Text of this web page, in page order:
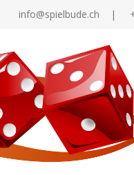
info@spielbude.ch |